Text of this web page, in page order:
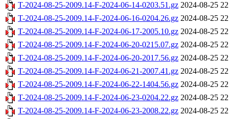
T-2024-08-25-2009.14-F-2024-06-14-0203.51.gz 2024-08-25
T-2024-08-25-2009.14-F-2024-06-16-0204.26.gz 2024-08-25
T-2024-08-25-2009.14-F-2024-06-17-2005.10.gz 2024-08-25
T-2024-08-25-2009.14-F-2024-06-20-0215.07.gz 2024-08-25
T-2024-08-25-2009.14-F-2024-06-20-2017.56.gz 2024-08-25
T-2024-08-25-2009.14-F-2024-06-21-2007.41.gz 2024-08-25
T-2024-08-25-2009.14-F-2024-06-22-1404.56.gz 2024-08-25
T-2024-08-25-2009.14-F-2024-06-23-0204.22.gz 2024-08-25
T-2024-08-25-2009.14-F-2024-06-23-2008.22.gz 2024-08-25